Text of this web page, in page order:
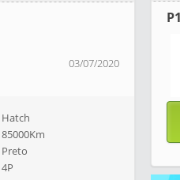
03/07/2020
Hatch
85000Km
Preto
4P